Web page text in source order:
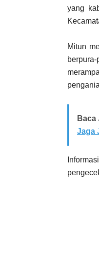
yang
Mitun
Baca
Jaga